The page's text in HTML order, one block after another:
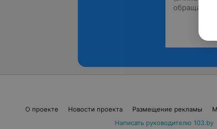
О проекте Новости проекта Размещение рекламы
Написать руководителю 103.by